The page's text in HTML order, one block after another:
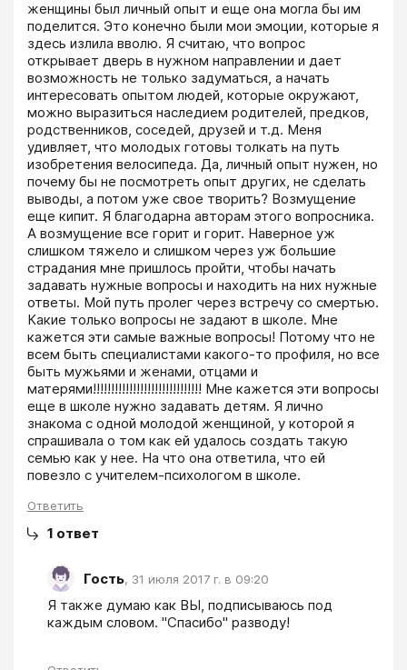
женщины был личный опыт и еще она могла бы им
поделится. Это конечно были мои эмоции, которые я
здесь излила вволю. Я считаю, что вопрос
открывает дверь в нужном направлении и дает
возможность не только задуматься, а начать
интересовать опытом людей, которые окружают,
можно выразиться наследием родителей, предков,
родственников, соседей, друзей и т.д. Меня
удивляет, что молодых готовы толкать на путь
изобретения велосипеда. Да, личный опыт нужен, но
почему бы не посмотреть опыт других, не сделать
выводы, а потом уже свое творить? Возмущение
еще кипит. Я благодарна авторам этого вопросника.
А возмущение все горит и горит. Наверное уж
слишком тяжело и слишком через уж большие
страдания мне пришлось пройти, чтобы начать
задавать нужные вопросы и находить на них нужные
ответы. Мой путь пролег через встречу со смертью.
Какие только вопросы не задают в школе. Мне
кажется эти самые важные вопросы! Потому что не
всем быть специалистами какого-то профиля, но все
быть мужьями и женами, отцами и
матерями!!!!!!!!!!!!!!!!!!!!!!!!!!!!!! Мне кажется эти вопросы
еще в школе нужно задавать детям. Я лично
знакома с одной молодой женщиной, у которой я
спрашивала о том как ей удалось создать такую
семью как у нее. На что она ответила, что ей
повезло с учителем-психологом в школе.
Ответить
1 ответ
Гость, 31 июля 2017 г. в 09:20
Я также думаю как ВЫ, подписываюсь под
каждым словом. "Спасибо" разводу!